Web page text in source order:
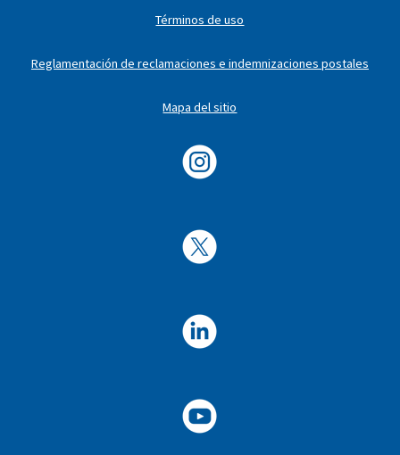
Términos de uso
Reglamentación de reclamaciones e indemnizaciones postales
Mapa del sitio